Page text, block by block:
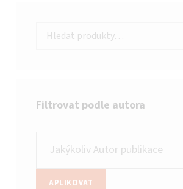
Hledat:
Filtrovat podle autora
APLIKOVAT